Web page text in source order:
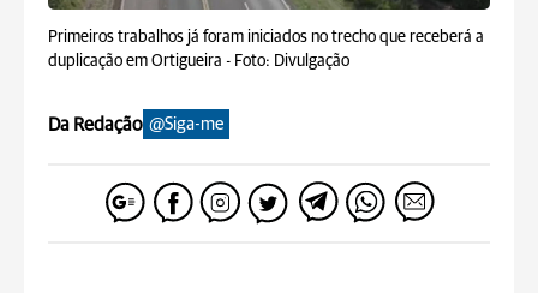
Primeiros trabalhos já foram iniciados no trecho que receberá a
duplicação em Ortigueira - Foto: Divulgação
Da Redação @Siga-me